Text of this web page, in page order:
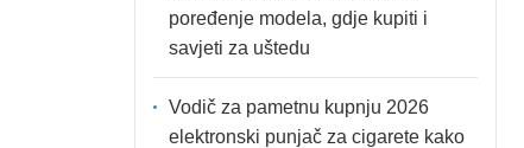
poređenje modela, gdje kupiti i
savjeti za uštedu
Vodič za pametnu kupnju 2026
elektronski punjač za cigarete kako